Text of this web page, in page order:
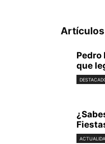
Pedro
que